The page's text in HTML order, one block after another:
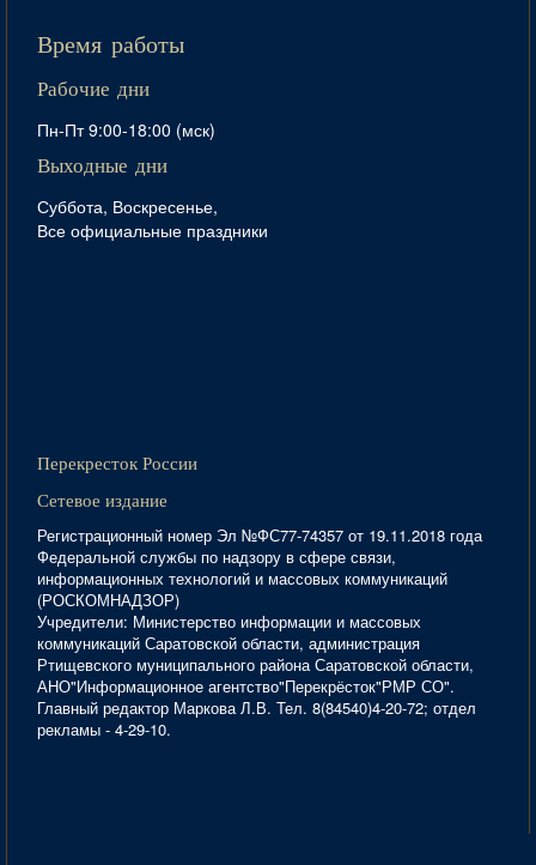
Время работы
Рабочие дни
Пн-Пт 9:00-18:00 (мск)
Выходные дни
Суббота, Воскресенье,
Все официальные праздники
Перекресток России
Сетевое издание
Регистрационный номер Эл №ФС77-74357 от 19.11.2018 года
Федеральной службы по надзору в сфере связи,
информационных технологий и массовых коммуникаций
(РОСКОМНАДЗОР)
Учредители: Министерство информации и массовых
коммуникаций Саратовской области, администрация
Ртищевского муниципального района Саратовской области,
АНО"Информационное агентство"Перекрёсток"РМР СО".
Главный редактор Маркова Л.В. Тел. 8(84540)4-20-72; отдел
рекламы - 4-29-10.